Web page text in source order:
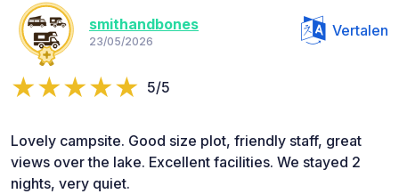
smithandbones
23/05/2026
Vertalen
5/5
Lovely campsite. Good size plot, friendly staff, great
views over the lake. Excellent facilities. We stayed 2
nights, very quiet.